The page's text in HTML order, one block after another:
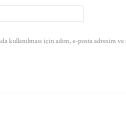
kullanılması için adım, e-posta adresim